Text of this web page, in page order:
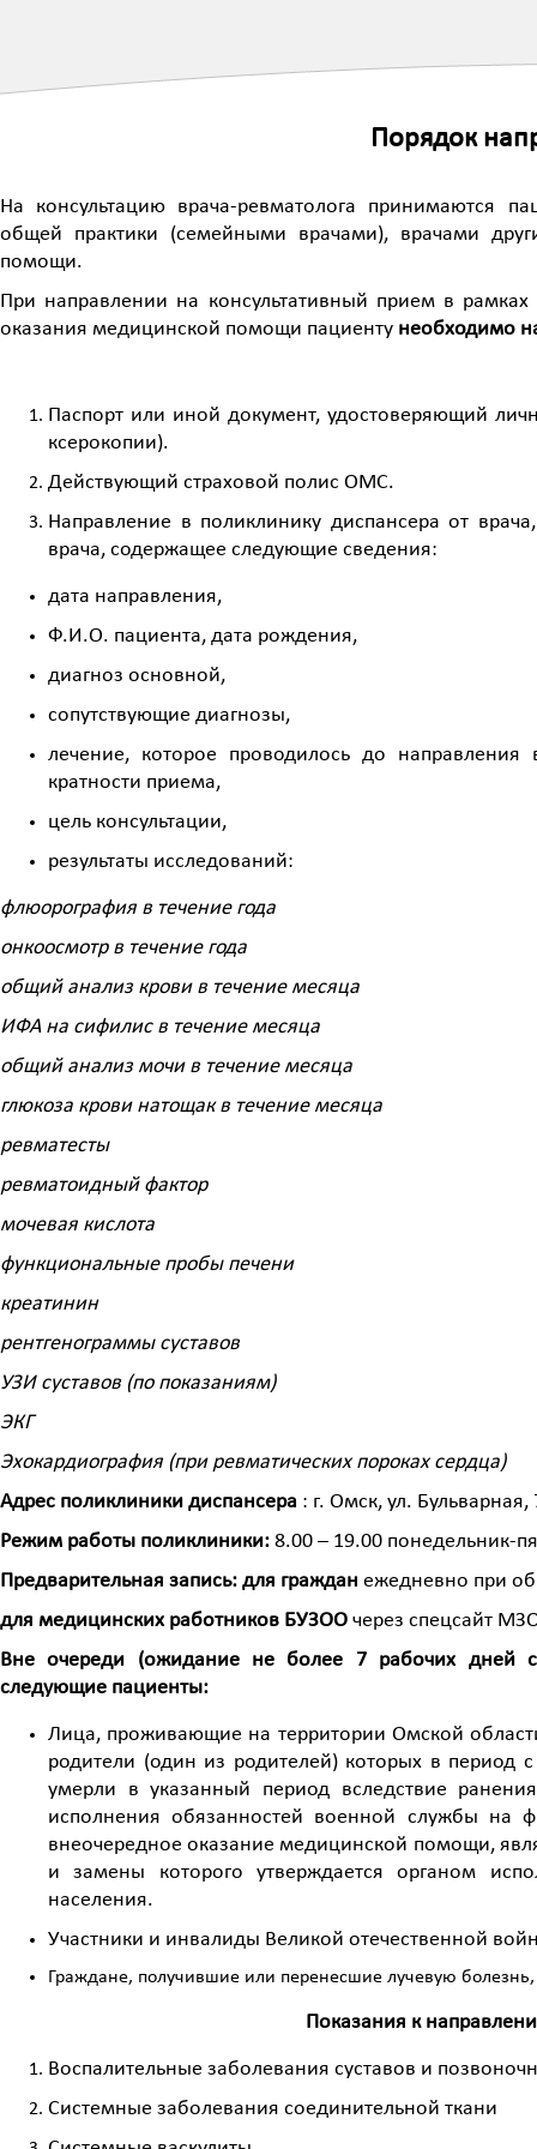
Порядок
На консультацию врача-ревматолога принимаются
общей практики (семейными врачами), врачами
помощи.
При направлении на консультативный прием в рамках
оказания медицинской помощи пациенту необходимо
Паспорт или иной документ, удостоверяющий
ксерокопии).
Действующий страховой полис ОМС.
Направление в поликлинику диспансера от
врача, содержащее следующие сведения:
дата направления,
Ф.И.О. пациента, дата рождения,
диагноз основной,
сопутствующие диагнозы,
лечение, которое проводилось до
кратности приема,
цель консультации,
результаты исследований:
флюорография в течение года
онкоосмотр в течение года
общий анализ крови в течение месяца
ИФА на сифилис в течение месяца
общий анализ мочи в течение месяца
глюкоза крови натощак в течение месяца
ревматесты
ревматоидный фактор
мочевая кислота
функциональные пробы печени
креатинин
рентгенограммы суставов
УЗИ суставов (по показаниям)
ЭКГ
Эхокардиография (при ревматических пороках сердца)
Адрес поликлиники диспансера : г. Омск, ул.
Режим работы поликлиники: 8.00 – 19.00 понедельник-
Предварительная запись: для граждан ежедневно при
для медицинских работников БУЗОО через спецсайт
Вне очереди (ожидание не более 7 рабочих дней
следующие пациенты:
Лица, проживающие на территории Омской
родители (один из родителей) которых в период
умерли в указанный период вследствие
исполнения обязанностей военной службы на
внеочередное оказание медицинской помощи,
и замены которого утверждается органом
населения.
Участники и инвалиды Великой отечественной
Граждане, получившие или перенесшие лучевую
Показания к
Воспалительные заболевания суставов и
Системные заболевания соединительной ткани